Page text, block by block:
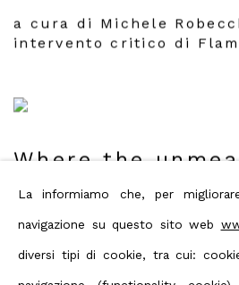
a cura di Michele
intervento critico di
Where the
meets the
A.Bee, P.
a cura di Flaminio
La informiamo che, per
navigazione su questo sito web
diversi tipi di cookie, tra cui: